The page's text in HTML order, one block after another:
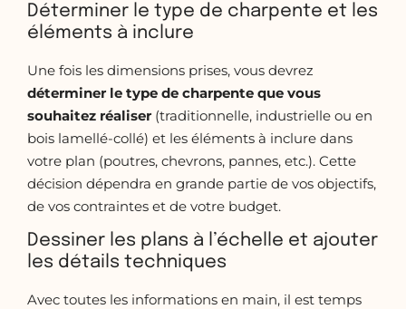
Déterminer le type de charpente et les
éléments à inclure
Une fois les dimensions prises, vous devrez
déterminer le type de charpente que vous
souhaitez réaliser (traditionnelle, industrielle ou en
bois lamellé-collé) et les éléments à inclure dans
votre plan (poutres, chevrons, pannes, etc.). Cette
décision dépendra en grande partie de vos objectifs,
de vos contraintes et de votre budget.
Dessiner les plans à l’échelle et ajouter
les détails techniques
Avec toutes les informations en main, il est temps